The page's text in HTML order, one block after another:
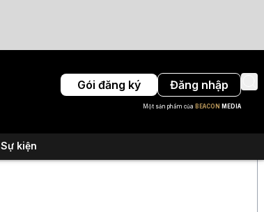
Gói đăng ký Đăng nhập
Một sản phẩm của BEACON MEDIA
Sự kiện